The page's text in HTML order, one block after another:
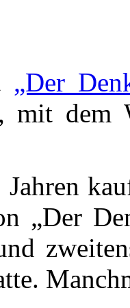
„Der
mit dem
„Der